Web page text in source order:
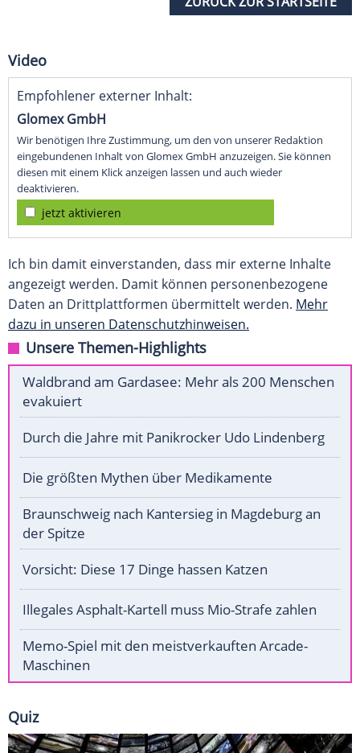
Video
Empfohlener externer Inhalt:
Glomex GmbH
Wir benötigen Ihre Zustimmung, um den von unserer Redaktion
eingebundenen Inhalt von Glomex GmbH anzuzeigen. Sie können
diesen mit einem Klick anzeigen lassen und auch wieder
deaktivieren.
jetzt aktivieren
Ich bin damit einverstanden, dass mir externe Inhalte
angezeigt werden. Damit können personenbezogene
Daten an Drittplattformen übermittelt werden. Mehr
dazu in unseren Datenschutzhinweisen.
Unsere Themen-Highlights
Waldbrand am Gardasee: Mehr als 200 Menschen
evakuiert
Durch die Jahre mit Panikrocker Udo Lindenberg
Die größten Mythen über Medikamente
Braunschweig nach Kantersieg in Magdeburg an
der Spitze
Vorsicht: Diese 17 Dinge hassen Katzen
Illegales Asphalt-Kartell muss Mio-Strafe zahlen
Memo-Spiel mit den meistverkauften Arcade-
Maschinen
Quiz